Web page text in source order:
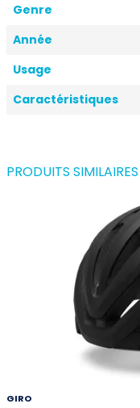
Genre
Année
Usage
Caractéristiques
PRODUITS SIMILAIRES
GIRO